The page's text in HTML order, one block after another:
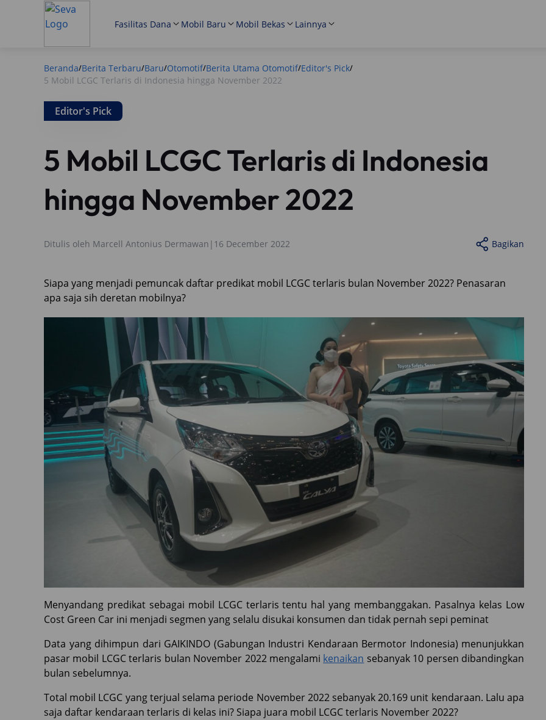
Fasilitas Dana Mobil Baru Mobil Bekas Lainnya
Beranda/Berita Terbaru/Baru/Otomotif/Berita Utama Otomotif/Editor's Pick/
5 Mobil LCGC Terlaris di Indonesia hingga November 2022
Editor's Pick
5 Mobil LCGC Terlaris di Indonesia
hingga November 2022
Ditulis oleh Marcell Antonius Dermawan | 16 December 2022 Bagikan
Siapa yang menjadi pemuncak daftar predikat mobil LCGC terlaris bulan November 2022? Penasaran
apa saja sih deretan mobilnya?
Menyandang predikat sebagai mobil LCGC terlaris tentu hal yang membanggakan. Pasalnya kelas Low
Cost Green Car ini menjadi segmen yang selalu disukai konsumen dan tidak pernah sepi peminat
Data yang dihimpun dari GAIKINDO (Gabungan Industri Kendaraan Bermotor Indonesia) menunjukkan
pasar mobil LCGC terlaris bulan November 2022 mengalami kenaikan sebanyak 10 persen dibandingkan
bulan sebelumnya.
Total mobil LCGC yang terjual selama periode November 2022 sebanyak 20.169 unit kendaraan. Lalu apa
saja daftar kendaraan terlaris di kelas ini? Siapa juara mobil LCGC terlaris November 2022?